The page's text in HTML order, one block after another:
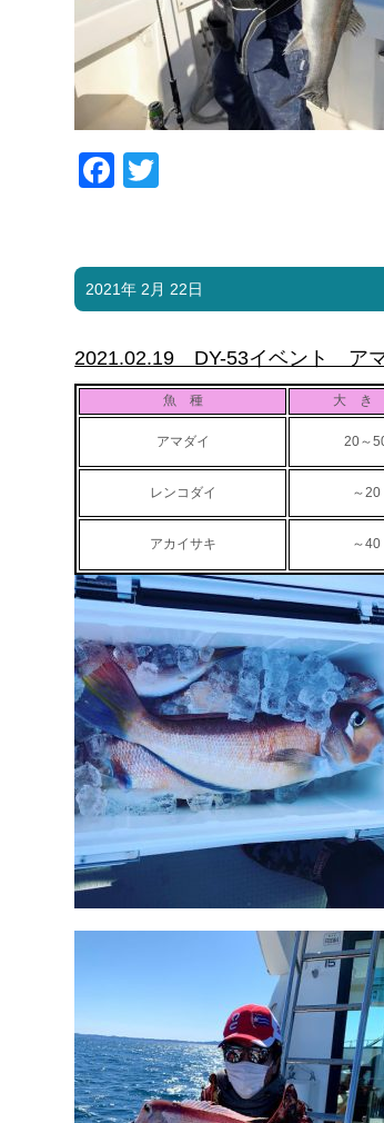
Facebook
2021年 2月 22日
2021.02.19 DY-53イベント ア
魚 種 大 き
アマダイ 20～
レンコダイ ～20
アカイサキ ～40